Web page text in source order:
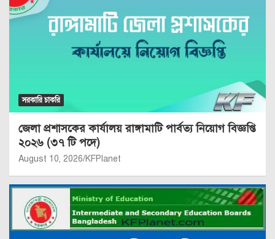
সরকারি চাকরি
জেলা প্রশাসকের কার্যালয় রাঙ্গামাটি পার্বত্য নিয়োগ বিজ্ঞপ্তি
২০২৬ (৩৭ টি পদে)
August 10, 2026 KFPlanet